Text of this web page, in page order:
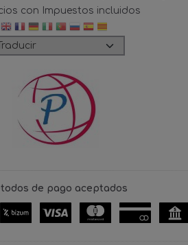
con Impuestos incluidos
de pago aceptados